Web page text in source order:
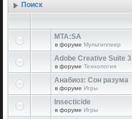
Поиск
MTA:SA
в форуме Мультиплеер
Adobe Creative Suite 3
в форуме Технология
Анабиоз: Сон разума
в форуме Игры
Insecticide
в форуме Игры